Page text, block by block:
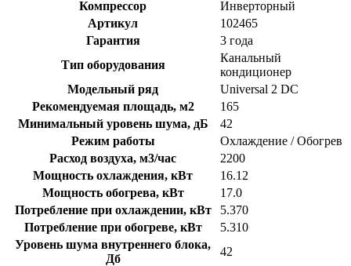
Компрессор
Инверторный
Артикул
102465
Гарантия
3 года
Тип оборудования
Канальный
кондиционер
Модельный ряд
Universal 2 DC
Рекомендуемая площадь, м2
165
Минимальный уровень шума, дБ
42
Режим работы
Охлаждение / Обогрев
Расход воздуха, м3/час
2200
Мощность охлаждения, кВт
16.12
Мощность обогрева, кВт
17.0
Потребление при охлаждении, кВт
5.370
Потребление при обогреве, кВт
5.310
Уровень шума внутреннего блока,
Дб
42